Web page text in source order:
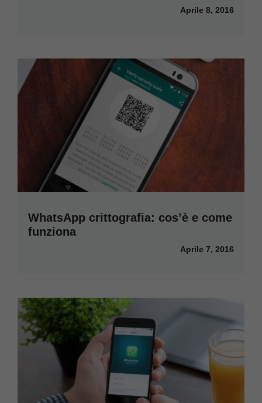
Aprile 8, 2016
WhatsApp crittografia: cos’è e come
funziona
Aprile 7, 2016